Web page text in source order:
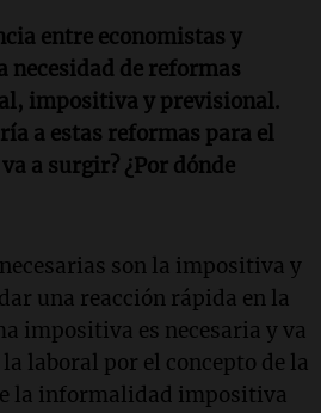
entre economistas y
necesidad de reformas
impositiva y previsional.
a estas reformas para el
a surgir? ¿Por dónde
son la impositiva y
una reacción rápida en la
impositiva es necesaria y va
laboral por el concepto de la
la informalidad impositiva